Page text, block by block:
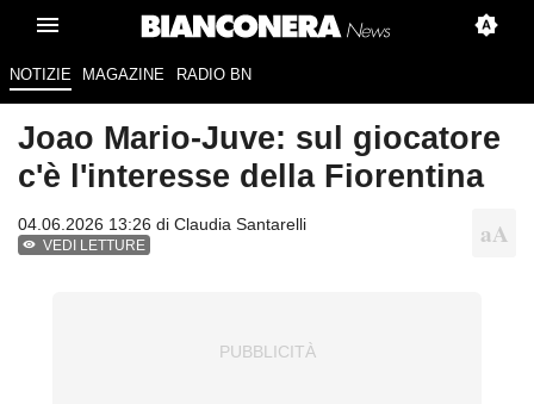
NOTIZIE MAGAZINE RADIO BN
Joao Mario-Juve: sul giocatore
c'è l'interesse della Fiorentina
04.06.2026 13:26 di Claudia Santarelli
VEDI LETTURE